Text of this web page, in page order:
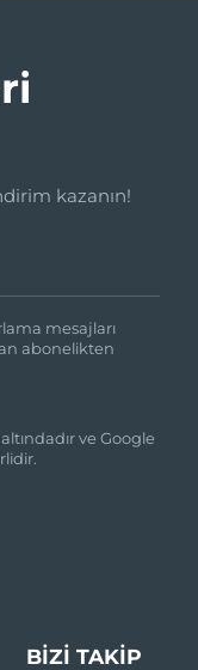
kazanın!
mesajları
abonelikten
ve Google
BIZI TAKIP